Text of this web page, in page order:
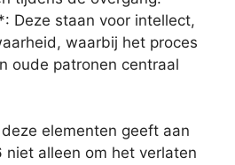
Deze staan voor intellect,
waarbij het proces
oude patronen centraal
elementen geeft aan
alleen om het verlaten